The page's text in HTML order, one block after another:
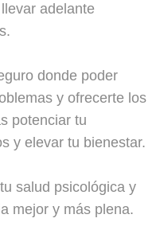
adelante
donde poder
y ofrecerte los
potenciar tu
y elevar tu bienestar.
salud psicológica y
mejor y más plena.